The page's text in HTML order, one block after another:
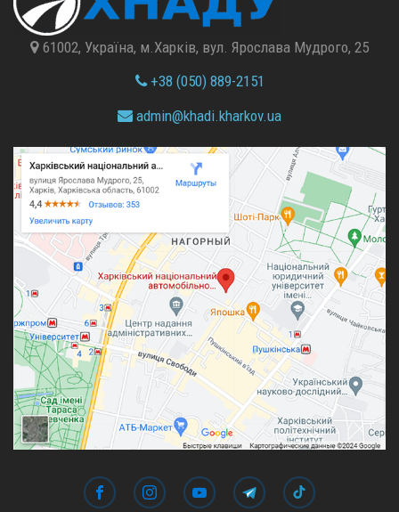
61002, Україна, м.Харків, вул. Ярослава Мудрого, 25
+38 (050) 889-2151
admin@khadi.kharkov.ua